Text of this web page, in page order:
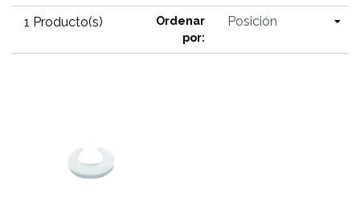
1 Producto(s)
Ordenar
por: